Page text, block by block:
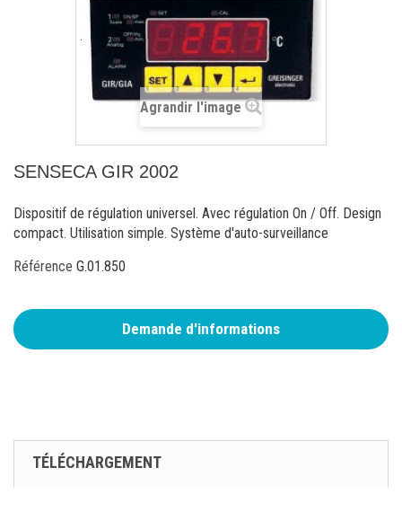
Agrandir l'image
SENSECA GIR 2002
Dispositif de régulation universel. Avec régulation On / Off. Design
compact. Utilisation simple. Système d'auto-surveillance
Référence G.01.850
Demande d'informations
TÉLÉCHARGEMENT